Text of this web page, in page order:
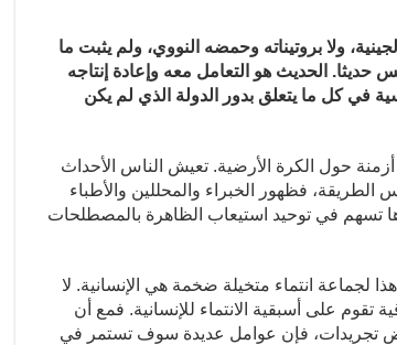
ولا بروتيناته وحمضه النووي، ولم يثبت ما
حديثا. الحديث هو التعامل معه وإعادة إنتاجه
في كل ما يتعلق بدور الدولة الذي لم يكن
أزمنة حول الكرة الأرضية. تعيش الناس الأحداث
الطريقة، فظهور الخبراء والمحللين والأطباء
تسهم في توحيد استيعاب الظاهرة بالمصطلحات
لجماعة انتماء متخيلة ضخمة هي الإنسانية. لا
تقوم على أسبقية الانتماء للإنسانية. فمع أن
تجريدات، فإن عوامل عديدة سوف تستمر في